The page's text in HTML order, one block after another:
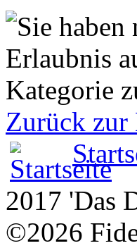
Zurück zur
2017 'Das
©2026